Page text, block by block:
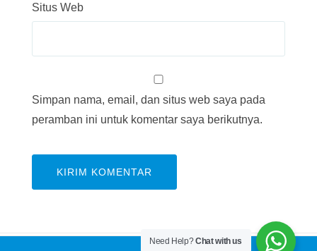
Situs Web
Simpan nama, email, dan situs web saya pada
peramban ini untuk komentar saya berikutnya.
Need Help?Chat with us